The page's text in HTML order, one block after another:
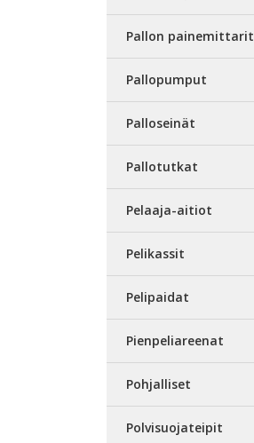
Pallon painemittarit
Pallopumput
Palloseinät
Pallotutkat
Pelaaja-aitiot
Pelikassit
Pelipaidat
Pienpeliareenat
Pohjalliset
Polvisuojateipit